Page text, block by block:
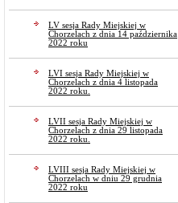
LV sesja Rady Miejskiej w
Chorzelach z dnia 14 października
2022 roku
LVI sesja Rady Miejskiej w
Chorzelach z dnia 4 listopada
2022 roku.
LVII sesja Rady Miejskiej w
Chorzelach z dnia 29 listopada
2022 roku.
LVIII sesja Rady Miejskiej w
Chorzelach w dniu 29 grudnia
2022 roku